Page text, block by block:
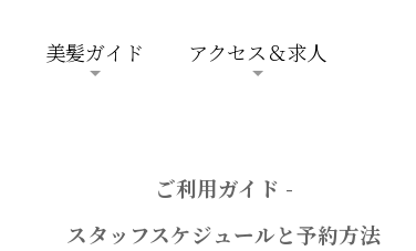
美髪ガイド
アクセス＆求人
ご利用ガイド -
スタッフスケジュールと予約方法